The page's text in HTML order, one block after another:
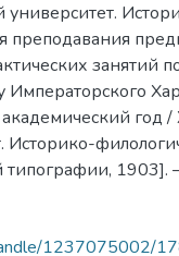
преподавания
занятий
Императорского
год /
1903]. –
1237075002/